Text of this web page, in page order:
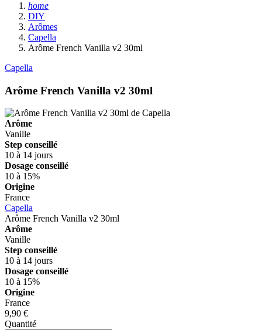
home
DIY
Arômes
Capella
Arôme French Vanilla v2 30ml
Capella
Arôme French Vanilla v2 30ml
Arôme
Vanille
Step conseillé
10 à 14 jours
Dosage conseillé
10 à 15%
Origine
France
Capella
Arôme French Vanilla v2 30ml
Arôme
Vanille
Step conseillé
10 à 14 jours
Dosage conseillé
10 à 15%
Origine
France
9,90 €
Quantité